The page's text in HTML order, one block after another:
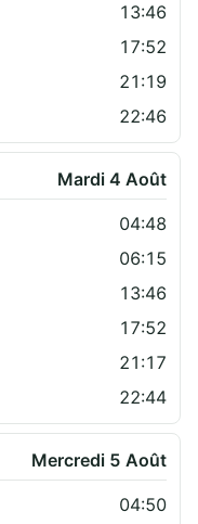
13:46
17:52
21:19
22:46
Mardi 4 Août
04:48
06:15
13:46
17:52
21:17
22:44
Mercredi 5 Août
04:50